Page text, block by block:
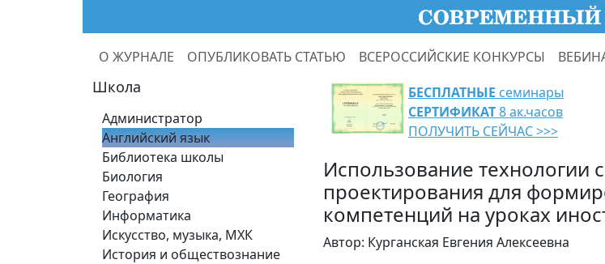
О ЖУРНАЛЕ ОПУБЛИКОВАТЬ СТАТЬЮ ВСЕРОССИЙСКИЕ КОНКУРСЫ
Школа
Администратор
Английский язык
Библиотека школы
Биология
География
Информатика
Искусство, музыка, МХК
История и обществознание
БЕСПЛАТНЫЕ семинары
СЕРТИФИКАТ8 ак.часов
ПОЛУЧИТЬ СЕЙЧАС >>>
Использование технологии
проектирования для
компетенций на уроках
Автор: Курганская Евгения Алексеевна